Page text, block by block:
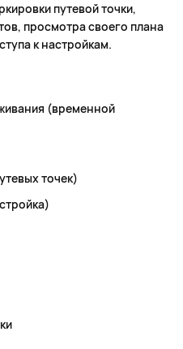
путевой точки,
просмотра своего плана
к настройкам.
(временной
точек)